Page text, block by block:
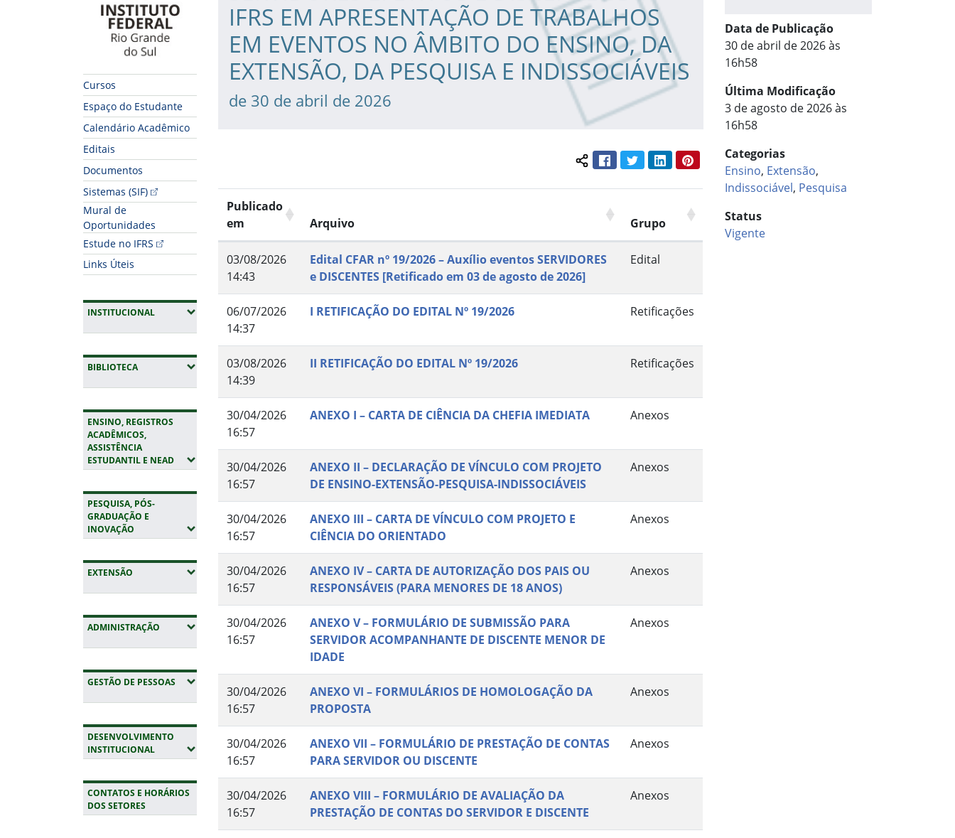
Cursos
Espaço do Estudante
Calendário Acadêmico
Editais
Documentos
Sistemas (SIF)
Mural de
Oportunidades
Estude no IFRS
Links Úteis
INSTITUCIONAL(EXPANDIR SUBMENUS)
BIBLIOTECA(EXPANDIR SUBMENUS)
ENSINO, REGISTROS
ACADÊMICOS,
ASSISTÊNCIA
ESTUDANTIL E NEAD(EXPANDIR SUBMENUS)
PESQUISA, PÓS-
GRADUAÇÃO E
INOVAÇÃO (EXPANDIR SUBMENUS)
EXTENSÃO (EXPANDIR SUBMENUS)
ADMINISTRAÇÃO (EXPANDIR SUBMENUS)
GESTÃO DE PESSOAS (EXPANDIR SUBMENUS)
DESENVOLVIMENTO
INSTITUCIONAL(EXPANDIR SUBMENUS)
CONTATOS E HORÁRIOS
DOS SETORES
IFRS EM APRESENTAÇÃO DE TRABALHOS
EM EVENTOS NO ÂMBITO DO ENSINO, DA
EXTENSÃO, DA PESQUISA E INDISSOCIÁVEIS
de 30 de abril de 2026
Compartilhar conteúdo:
FacebookTwitterLinkedInPinterest
Publicado
em
Arquivo Grupo
03/08/2026
14:43
Edital CFAR nº 19/2026 – Auxílio eventos SERVIDORES
e DISCENTES [Retificado em 03 de agosto de 2026]
Edital
06/07/2026
14:37
I RETIFICAÇÃO DO EDITAL Nº 19/2026 Retificações
03/08/2026
14:39
II RETIFICAÇÃO DO EDITAL Nº 19/2026 Retificações
30/04/2026
16:57
ANEXO I – CARTA DE CIÊNCIA DA CHEFIA IMEDIATA Anexos
30/04/2026
16:57
ANEXO II – DECLARAÇÃO DE VÍNCULO COM PROJETO
DE ENSINO-EXTENSÃO-PESQUISA-INDISSOCIÁVEIS
Anexos
30/04/2026
16:57
ANEXO III – CARTA DE VÍNCULO COM PROJETO E
CIÊNCIA DO ORIENTADO
Anexos
30/04/2026
16:57
ANEXO IV – CARTA DE AUTORIZAÇÃO DOS PAIS OU
RESPONSÁVEIS (PARA MENORES DE 18 ANOS)
Anexos
30/04/2026
16:57
ANEXO V – FORMULÁRIO DE SUBMISSÃO PARA
SERVIDOR ACOMPANHANTE DE DISCENTE MENOR DE
IDADE
Anexos
30/04/2026
16:57
ANEXO VI – FORMULÁRIOS DE HOMOLOGAÇÃO DA
PROPOSTA
Anexos
30/04/2026
16:57
ANEXO VII – FORMULÁRIO DE PRESTAÇÃO DE CONTAS
PARA SERVIDOR OU DISCENTE
Anexos
30/04/2026
16:57
ANEXO VIII – FORMULÁRIO DE AVALIAÇÃO DA
PRESTAÇÃO DE CONTAS DO SERVIDOR E DISCENTE
Anexos
Data de Publicação
30 de abril de 2026 às
16h58
Última Modificação
3 de agosto de 2026 às
16h58
Categorias
Ensino, Extensão,
Indissociável, Pesquisa
Status
Vigente